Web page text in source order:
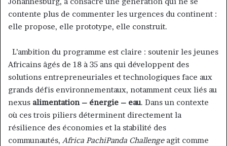
contente plus de commenter les urgences du continent :
elle propose, elle prototype, elle construit.
L’ambition du programme est claire : soutenir les jeunes
Africains âgés de 18 à 35 ans qui développent des
solutions entrepreneuriales et technologiques face aux
grands défis environnementaux, notamment ceux liés au
nexus alimentation – énergie – eau. Dans un contexte
où ces trois piliers déterminent directement la
résilience des économies et la stabilité des
communautés, Africa PachiPanda Challengeagit comme